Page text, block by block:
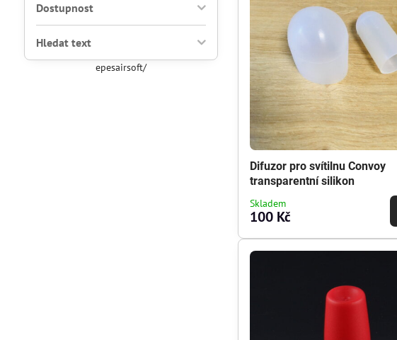
Difuzor pro svítilnu Convoy
transparentní silikon
Skladem
100 Kč
Dostupnost
Hledat text
epesairsoft/